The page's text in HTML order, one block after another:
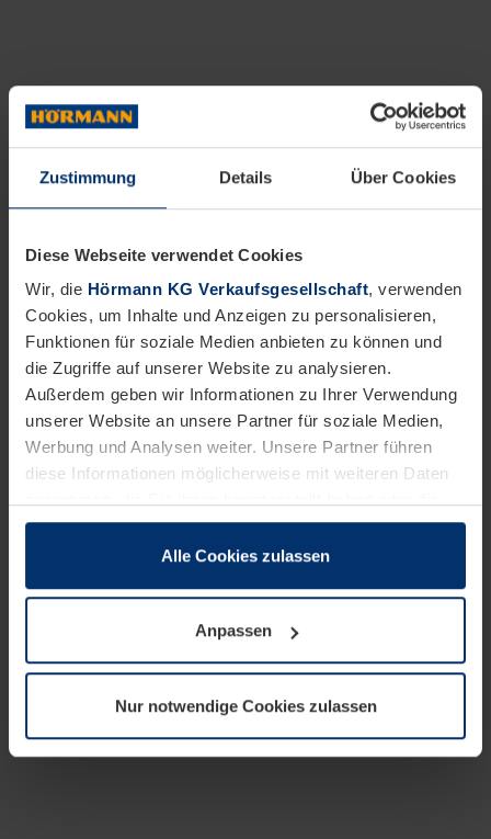
Zustimmung Details Über Cookies
Diese Webseite verwendet Cookies
Wir, die Hörmann KG Verkaufsgesellschaft, verwenden
Cookies, um Inhalte und Anzeigen zu personalisieren,
Funktionen für soziale Medien anbieten zu können und
die Zugriffe auf unserer Website zu analysieren.
Außerdem geben wir Informationen zu Ihrer Verwendung
unserer Website an unsere Partner für soziale Medien,
Werbung und Analysen weiter. Unsere Partner führen
diese Informationen möglicherweise mit weiteren Daten
sie im Rahmen Ihrer Nutzung der Dienste gesammelt
wenn diese für den Betrieb dieser Seite unbedingt
notwendig sind. Für alle anderen Cookie-Typen benötigen
wir Ihre Erlaubnis. Ihre Einwilligung können Sie jederzeit
Datenschutzerklärungunserer Website ändern oder
widerrufen.
Alle Cookies zulassen
Anpassen
Nur notwendige Cookies zulassen